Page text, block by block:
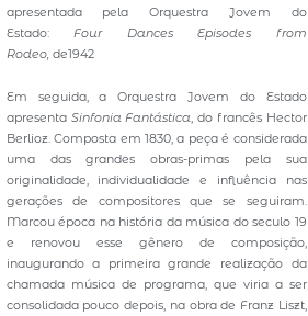
apresentada pela Orquestra Jovem do
Estado: Four Dances Episodes from
Rodeo, de1942
Em seguida, a Orquestra Jovem do Estado
apresenta Sinfonia Fantástica , do francês Hector
Berlioz. Composta em 1830, a peça é considerada
uma das grandes obras-primas pela sua
originalidade, individualidade e influência nas
gerações de compositores que se seguiram.
Marcou época na história da música do seculo 19
e renovou esse gênero de composição,
inaugurando a primeira grande realização da
chamada música de programa, que viria a ser
consolidada pouco depois, na obra de Franz Liszt,